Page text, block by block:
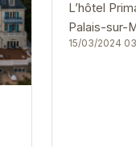
L’hôtel
Palais-sur-
attractions
15/03/2024